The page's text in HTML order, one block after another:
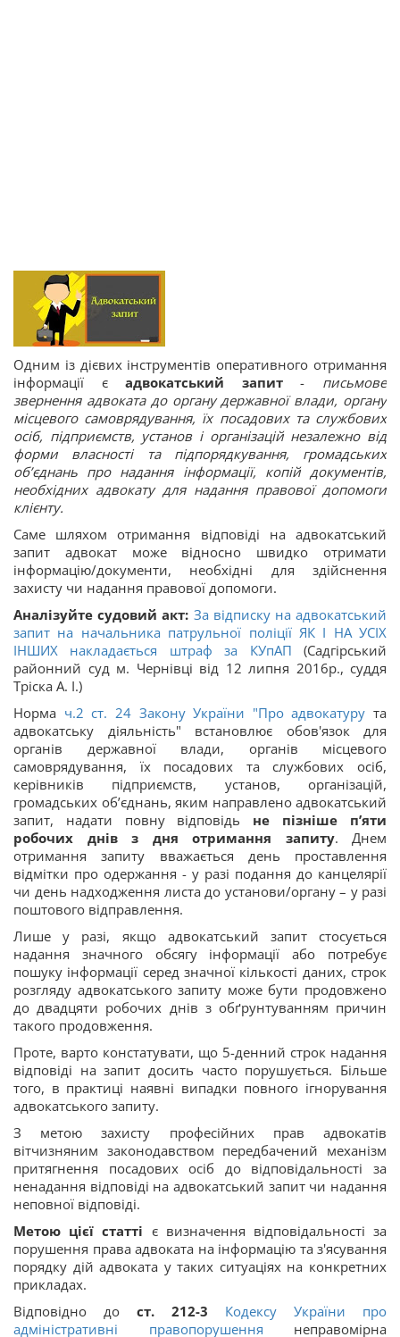
Одним із дієвих інструментів оперативного отримання
інформації єадвокатський запит- письмове
звернення адвоката до органу державної влади, органу
місцевого самоврядування, їх посадових та службових
осіб, підприємств, установ і організацій незалежно від
форми власності та підпорядкування, громадських
об’єднань про надання інформації, копій документів,
необхідних адвокату для надання правової допомоги
клієнту.
Саме шляхом отримання відповіді на адвокатський
запит адвокат може відносно швидко отримати
інформацію/документи, необхідні для здійснення
захисту чи надання правової допомоги.
Аналізуйте судовий акт: За відписку на адвокатський
запит на начальника патрульної поліції ЯК І НА УСІХ
ІНШИХ накладається штраф за КУпАП (Садгірський
районний суд м. Чернівці від 12 липня 2016р., суддя
Тріска А. І.)
Норма ч.2 ст. 24 Закону України "Про адвокатуру та
адвокатську діяльність" встановлює обов'язок для
органів державної влади, органів місцевого
самоврядування, їх посадових та службових осіб,
керівників підприємств, установ, організацій,
громадських об’єднань, яким направлено адвокатський
запит, надати повну відповідь не пізніше п’яти
робочих днів з дня отримання запиту. Днем
отримання запиту вважається день проставлення
відмітки про одержання - у разі подання до канцелярії
чи день надходження листа до установи/органу – у разі
поштового відправлення.
Лише у разі, якщо адвокатський запит стосується
надання значного обсягу інформації або потребує
пошуку інформації серед значної кількості даних, строк
розгляду адвокатського запиту може бути продовжено
до двадцяти робочих днів з обґрунтуванням причин
такого продовження.
Проте, варто констатувати, що 5-денний строк надання
відповіді на запит досить часто порушується. Більше
того, в практиці наявні випадки повного ігнорування
адвокатського запиту.
З метою захисту професійних прав адвокатів
вітчизняним законодавством передбачений механізм
притягнення посадових осіб до відповідальності за
ненадання відповіді на адвокатський запит чи надання
неповної відповіді.
Метою цієї статті є визначення відповідальності за
порушення права адвоката на інформацію та з'ясування
порядку дій адвоката у таких ситуаціях на конкретних
прикладах.
Відповідно до ст. 212-3
Кодексу України про
адміністративні правопорушення неправомірна